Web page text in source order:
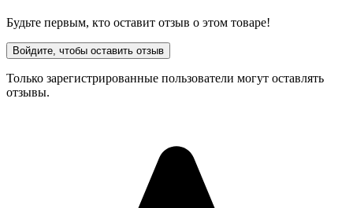
Будьте первым, кто оставит отзыв о этом товаре!
Войдите, чтобы оставить отзыв
Только зарегистрированные пользователи могут оставлять
отзывы.